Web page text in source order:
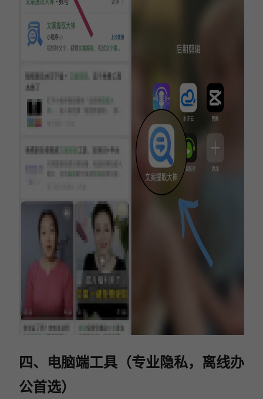
四、电脑端工具（专业隐私，离线办
公首选）